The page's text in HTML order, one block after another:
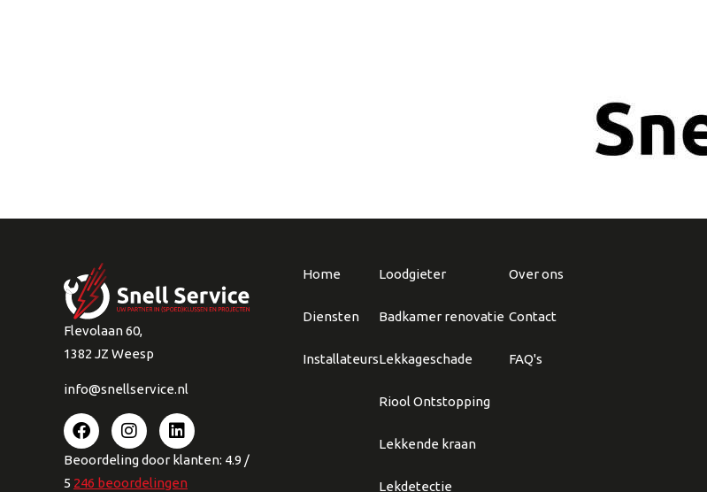
Flevolaan 60,
1382 JZ Weesp
info@snellservice.nl
Beoordelingdoor klanten: 4.9 /
5 246 beoordelingen
Home
Diensten
Installateurs
Loodgieter
Badkamer renovatie
Lekkageschade
Riool Ontstopping
Lekkende kraan
Lekdetectie
Over ons
Contact
FAQ's